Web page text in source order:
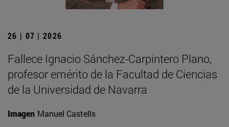
26 | 07 | 2026
Fallece Ignacio Sánchez-Carpintero Plano,
profesor emérito de la Facultad de Ciencias
de la Universidad de Navarra
Imagen Manuel Castells